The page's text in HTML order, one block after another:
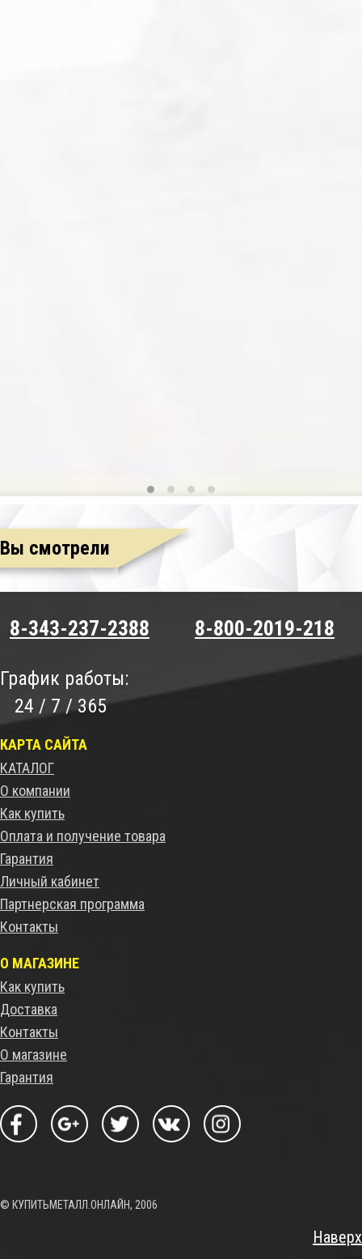
Вы смотрели
8-343-237-2388 8-800-2019-218
График работы:
24 / 7 / 365
КАРТА САЙТА
КАТАЛОГ
О компании
Как купить
Оплата и получение товара
Гарантия
Личный кабинет
Партнерская программа
Контакты
О МАГАЗИНЕ
Как купить
Доставка
Контакты
О магазине
Гарантия
© КУПИТЬМЕТАЛЛ.ОНЛАЙН, 2006
Наверх